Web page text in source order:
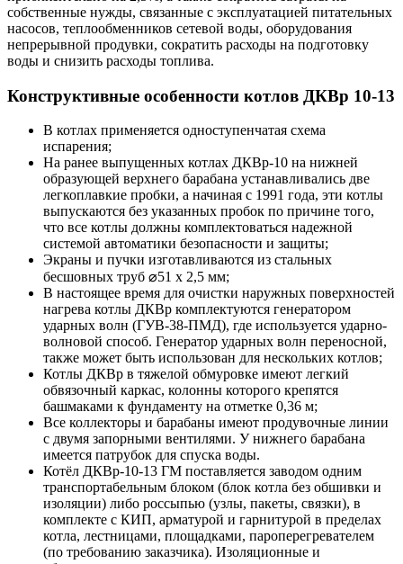
собственные нужды, связанные с эксплуатацией питательных
насосов, теплообменников сетевой воды, оборудования
непрерывной продувки, сократить расходы на подготовку
воды и снизить расходы топлива.
Конструктивные особенности котлов ДКВр 10-13
В котлах применяется одноступенчатая схема
испарения;
На ранее выпущенных котлах ДКВр-10 на нижней
образующей верхнего барабана устанавливались две
легкоплавкие пробки, а начиная с 1991 года, эти котлы
выпускаются без указанных пробок по причине того,
что все котлы должны комплектоваться надежной
системой автоматики безопасности и защиты;
Экраны и пучки изготавливаются из стальных
бесшовных труб ⌀51 х 2,5 мм;
В настоящее время для очистки наружных поверхностей
нагрева котлы ДКВр комплектуются генератором
ударных волн (ГУВ-38-ПМД), где используется ударно-
волновой способ. Генератор ударных волн переносной,
также может быть использован для нескольких котлов;
Котлы ДКВр в тяжелой обмуровке имеют легкий
обвязочный каркас, колонны которого крепятся
башмаками к фундаменту на отметке 0,36 м;
Все коллекторы и барабаны имеют продувочные линии
с двумя запорными вентилями. У нижнего барабана
имеется патрубок для спуска воды.
Котёл ДКВр-10-13 ГМ поставляется заводом одним
транспортабельным блоком (блок котла без обшивки и
изоляции) либо россыпью (узлы, пакеты, связки), в
комплекте с КИП, арматурой и гарнитурой в пределах
котла, лестницами, площадками, пароперегревателем
(по требованию заказчика). Изоляционные и